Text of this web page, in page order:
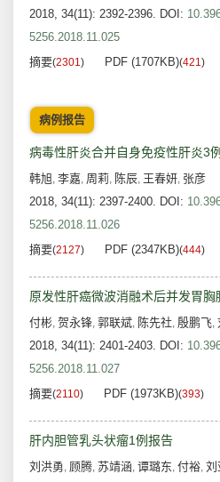
2018, 34(11): 2392-2396. DOI:
5256.2018.11.025
摘要(2301) PDF (1707KB)(421)
病例报告
病毒性肝炎合并自身免疫性肝炎3
韩旭, 李嘉, 周莉, 陈辰, 王春妍, 张彦
2018, 34(11): 2397-2400. DOI:
5256.2018.11.026
摘要(2127) PDF (2347KB)(444)
原发性肝癌微波消融术后并发胃胸
付彬, 贺永锋, 郭联斌, 陈先社, 殷鹏飞,
2018, 34(11): 2401-2403. DOI:
5256.2018.11.027
摘要(2110) PDF (1973KB)(393)
肝内胆管乳头状瘤1例报告
刘洪勇, 顾腾, 苏靖涵, 谭璐东, 付裕, 刘